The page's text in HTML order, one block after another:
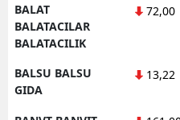
BALAT
BALATACILAR
BALATACILIK
72,00
BALSU BALSU
GIDA
13,22